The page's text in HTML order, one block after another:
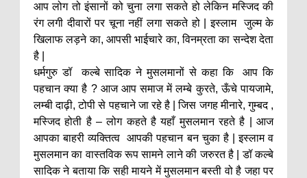
आप लोग तो इंसानों को चुना लगा सकते हो लेकिन मस्जिद की
रंग लगी दीवारों पर चूना नहीं लगा सकते हो | इस्लाम जुल्म के
खिलाफ लड़ने का, आपसी भाईचारे का, विनम्रता का सन्देश देता
है |
धर्मगुरु डॉ कल्बे सादिक ने मुसलमानों से कहा कि आप कि
पहचान क्या है ? आज आप समाज में लम्बे कुरते, ऊँचे पायजामे,
लम्बी दाढ़ी, टोपी से पहचाने जा रहे है | जिस जगह मीनारे, गुम्बद ,
मस्जिद होती है – लोग कहते है यहाँ मुसलमान रहते है | आज
आपका बाहरी व्यक्तित्व आपकी पहचान बन चुका है | इस्लाम व
मुसलमान का वास्तविक रूप सामने लाने की जरुरत है | डॉ कल्बे
सादिक ने बताया कि सही मायने में मुसलमान बस्ती वो है जहा पर